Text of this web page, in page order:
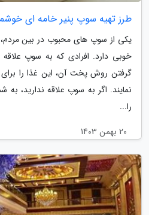
طرز تهیه سوپ پنیر خامه ای
یکی از سوپ های محبوب در بین
خوبی دارد. افرادی که به سوپ علاقه
گرفتن روش پخت آن، این غذا را برای
نمایند. اگر به سوپ علاقه ندارید، به
را...
20 بهمن 1403